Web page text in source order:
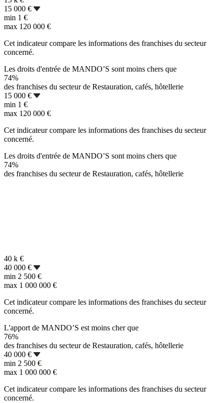
15 000 €
min 1 €
max 120 000 €
Cet indicateur compare les informations des franchises du secteur
concerné.
Les droits d'entrée de MANDO’S sont moins chers que
74%
des franchises du secteur de Restauration, cafés, hôtellerie
15 000 €
min 1 €
max 120 000 €
Cet indicateur compare les informations des franchises du secteur
concerné.
Les droits d'entrée de MANDO’S sont moins chers que
74%
des franchises du secteur de Restauration, cafés, hôtellerie
40 k €
40 000 €
min 2 500 €
max 1 000 000 €
Cet indicateur compare les informations des franchises du secteur
concerné.
L'apport de MANDO’S est moins cher que
76%
des franchises du secteur de Restauration, cafés, hôtellerie
40 000 €
min 2 500 €
max 1 000 000 €
Cet indicateur compare les informations des franchises du secteur
concerné.